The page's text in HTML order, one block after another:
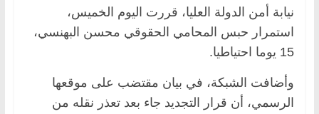
نيابة أمن الدولة العليا، قررت اليوم الخميس،
استمرار حبس المحامي الحقوقي محسن البهنسي،
15 يوما احتياطيا.
وأضافت الشبكة، في بيان مقتضب على موقعها
الرسمي، أن قرار التجديد جاء بعد تعذر نقله من